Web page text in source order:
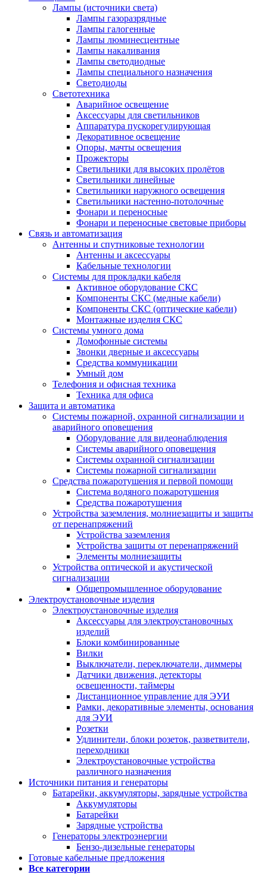
Лампы (источники света)
Лампы газоразрядные
Лампы галогенные
Лампы люминесцентные
Лампы накаливания
Лампы светодиодные
Лампы специального назначения
Светодиоды
Светотехника
Аварийное освещение
Аксессуары для светильников
Аппаратура пускорегулирующая
Декоративное освещение
Опоры, мачты освещения
Прожекторы
Светильники для высоких пролётов
Светильники линейные
Светильники наружного освещения
Светильники настенно-потолочные
Фонари и переносные
Фонари и переносные световые приборы
Связь и автоматизация
Антенны и спутниковые технологии
Антенны и аксессуары
Кабельные технологии
Системы для прокладки кабеля
Активное оборудование СКС
Компоненты СКС (медные кабели)
Компоненты СКС (оптические кабели)
Монтажные изделия СКС
Системы умного дома
Домофонные системы
Звонки дверные и аксессуары
Средства коммуникации
Умный дом
Телефония и офисная техника
Техника для офиса
Защита и автоматика
Системы пожарной, охранной сигнализации и
аварийного оповещения
Оборудование для видеонаблюдения
Системы аварийного оповещения
Системы охранной сигнализации
Системы пожарной сигнализации
Средства пожаротушения и первой помощи
Система водяного пожаротушения
Средства пожаротушения
Устройства заземления, молниезащиты и защиты
от перенапряжений
Устройства заземления
Устройства защиты от перенапряжений
Элементы молниезащиты
Устройства оптической и акустической
сигнализации
Общепромышленное оборудование
Электроустановочные изделия
Электроустановочные изделия
Аксессуары для электроустановочных
изделий
Блоки комбинированные
Вилки
Выключатели, переключатели, диммеры
Датчики движения, детекторы
освещенности, таймеры
Дистанционное управление для ЭУИ
Рамки, декоративные элементы, основания
для ЭУИ
Розетки
Удлинители, блоки розеток, разветвители,
переходники
Электроустановочные устройства
различного назначения
Источники питания и генераторы
Батарейки, аккумуляторы, зарядные устройства
Аккумуляторы
Батарейки
Зарядные устройства
Генераторы электроэнергии
Бензо-дизельные генераторы
Готовые кабельные предложения
Все категории